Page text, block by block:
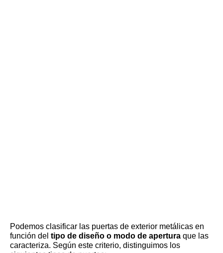
Podemos clasificar las puertas de exterior metálicas en
función del tipo de diseño o modo de apertura que las
caracteriza. Según este criterio, distinguimos los